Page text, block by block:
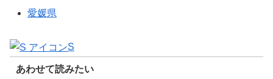
愛媛県
S
あわせて読みたい